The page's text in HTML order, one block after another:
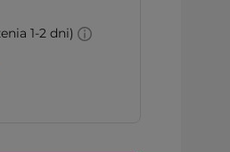
1-2 dni)